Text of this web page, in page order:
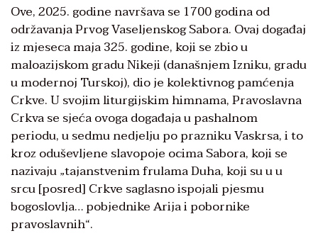
Ove, 2025. godine navršava se 1700 godina od
održavanja Prvog Vaseljenskog Sabora. Ovaj događaj
iz mjeseca maja 325. godine, koji se zbio u
maloazijskom gradu Nikeji (današnjem Izniku, gradu
u modernoj Turskoj), dio je kolektivnog pamćenja
Crkve. U svojim liturgijskim himnama, Pravoslavna
Crkva se sjeća ovoga događaja u pashalnom
periodu, u sedmu nedjelju po prazniku Vaskrsa, i to
kroz oduševljene slavopoje ocima Sabora, koji se
nazivaju „tajanstvenim frulama Duha, koji su u u
srcu [posred] Crkve saglasno ispojali pjesmu
bogoslovlja… pobjednike Arija i pobornike
pravoslavnih“.